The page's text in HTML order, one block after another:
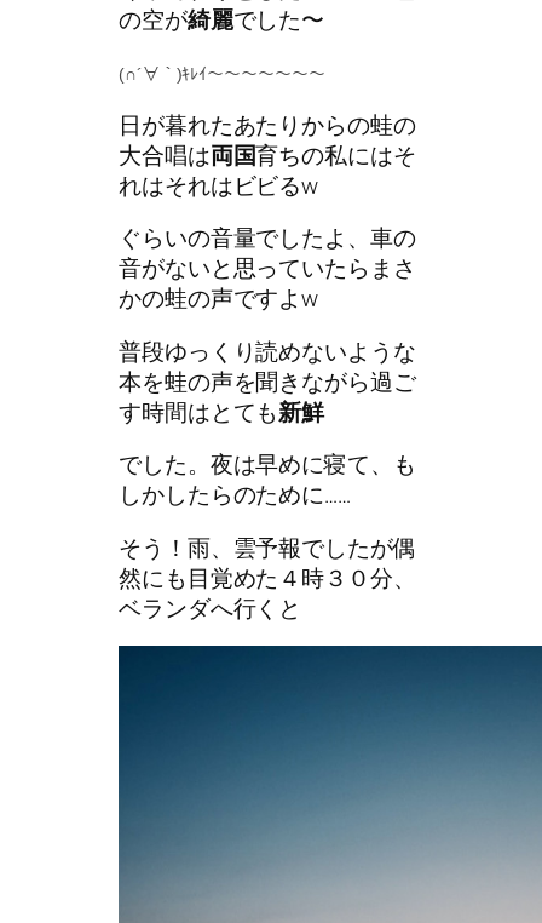
の空が綺麗でした〜
(∩´∀｀)ｷﾚｲ〜〜〜〜〜〜〜
日が暮れたあたりからの蛙の
大合唱は両国育ちの私にはそ
れはそれはビビるw
ぐらいの音量でしたよ、車の
音がないと思っていたらまさ
かの蛙の声ですよw
普段ゆっくり読めないような
本を蛙の声を聞きながら過ご
す時間はとても新鮮
でした。夜は早めに寝て、も
しかしたらのために……
そう！雨、雲予報でしたが偶
然にも目覚めた４時３０分、
ベランダへ行くと